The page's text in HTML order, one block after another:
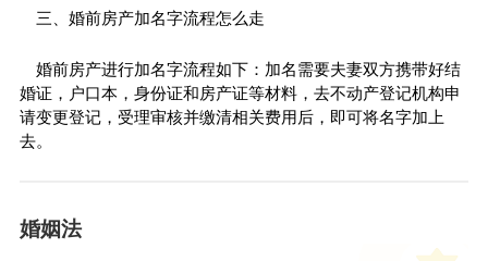
三、婚前房产加名字流程怎么走
婚前房产进行加名字流程如下：加名需要夫妻双方携带好结
婚证，户口本，身份证和房产证等材料，去不动产登记机构申
请变更登记，受理审核并缴清相关费用后，即可将名字加上
去。
婚姻法